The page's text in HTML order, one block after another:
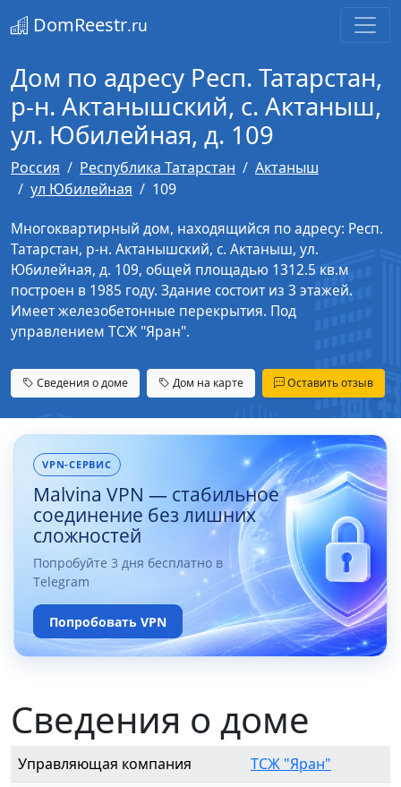
DomReestr.ru
Дом по адресу Респ. Татарстан,
р-н. Актанышский, с. Актаныш,
ул. Юбилейная, д. 109
Россия Республика Татарстан
Актаныш
ул Юбилейная
109
Многоквартирный дом, находящийся по адресу: Респ.
Татарстан, р-н. Актанышский, с. Актаныш, ул.
Юбилейная, д. 109, общей площадью 1312.5 кв.м
построен в 1985 году. Здание состоит из 3 этажей.
Имеет железобетонные перекрытия. Под
управлением ТСЖ "Яран".
Сведения о доме Дом на карте Оставить отзыв
VPN-СЕРВИС
Malvina VPN — стабильное
соединение без лишних
сложностей
Попробуйте 3 дня бесплатно в
Telegram
Попробовать VPN
Сведения о доме
Управляющая компания
ТСЖ "Яран"